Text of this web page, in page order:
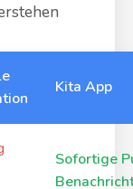
Kita App
Sofortige